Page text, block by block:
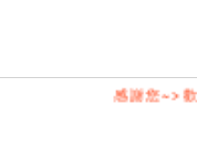
感謝您~>歡